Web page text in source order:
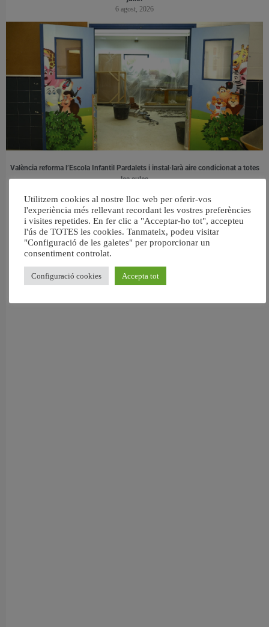
6 agost, 2026
València reforma l’Escola Infantil Pardalets i instal·larà aire condicionat a totes
les aules
Utilitzem cookies al nostre lloc web per oferir-vos
l'experiència més rellevant recordant les vostres preferències
i visites repetides. En fer clic a "Acceptar-ho tot", accepteu
l'ús de TOTES les cookies. Tanmateix, podeu visitar
"Configuració de les galetes" per proporcionar un
consentiment controlat.
Configuració cookies Accepta tot